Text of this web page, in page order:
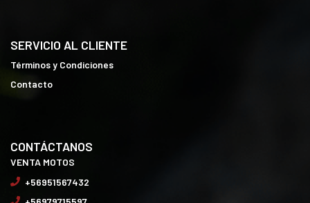
SERVICIO AL CLIENTE
Términos y Condiciones
Contacto
CONTÁCTANOS
VENTA MOTOS
+56951567432